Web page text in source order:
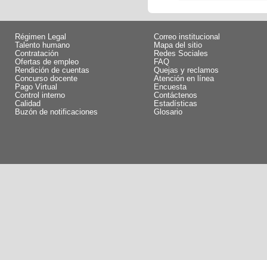
Régimen Legal
Talento humano
Contratación
Ofertas de empleo
Rendición de cuentas
Concurso docente
Pago Virtual
Control interno
Calidad
Buzón de notificaciones
Correo institucional
Mapa del sitio
Redes Sociales
FAQ
Quejas y reclamos
Atención en línea
Encuesta
Contáctenos
Estadísticas
Glosario